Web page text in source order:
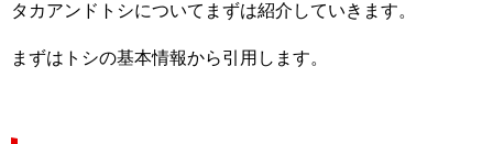
タカアンドトシについてまずは紹介していきます。
まずはトシの基本情報から引用します。